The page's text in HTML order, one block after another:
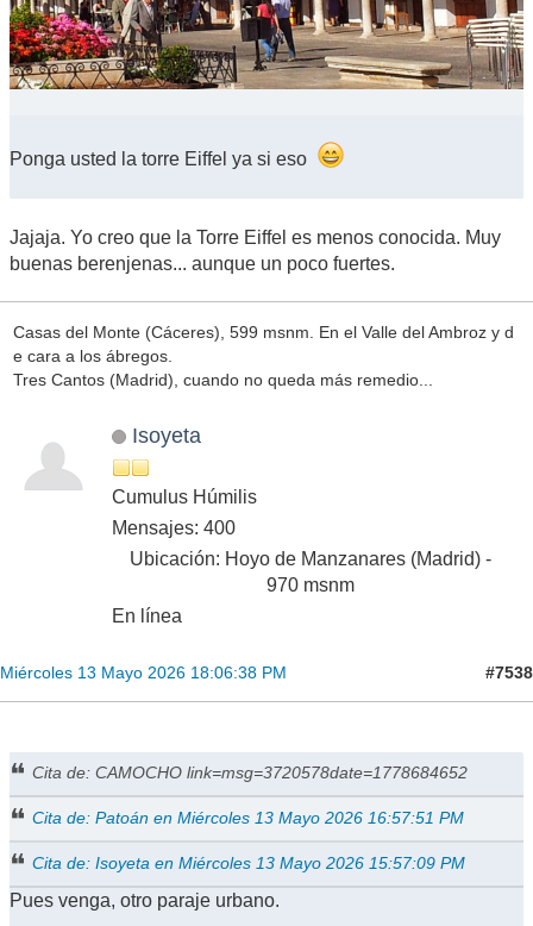
Ponga usted la torre Eiffel ya si eso
Jajaja. Yo creo que la Torre Eiffel es menos conocida. Muy
buenas berenjenas... aunque un poco fuertes.
Casas del Monte (Cáceres), 599 msnm. En el Valle del Ambroz y d
e cara a los ábregos.
Tres Cantos (Madrid), cuando no queda más remedio...
Isoyeta
Cumulus Húmilis
Mensajes: 400
Ubicación: Hoyo de Manzanares (Madrid) -
970 msnm
En línea
Miércoles 13 Mayo 2026 18:06:38 PM #7538
Cita de: CAMOCHO link=msg=3720578date=1778684652
Cita de: Patoán en Miércoles 13 Mayo 2026 16:57:51 PM
Cita de: Isoyeta en Miércoles 13 Mayo 2026 15:57:09 PM
Pues venga, otro paraje urbano.